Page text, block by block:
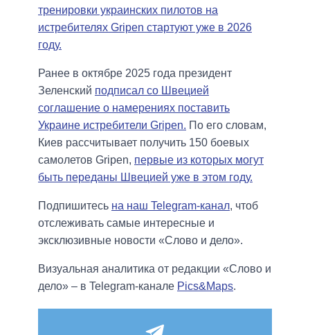
тренировки украинских пилотов на
истребителях Gripen стартуют уже в 2026
году.
Ранее в октябре 2025 года президент
Зеленский подписал со Швецией
соглашение о намерениях поставить
Украине истребители Gripen. По его словам,
Киев рассчитывает получить 150 боевых
самолетов Gripen, первые из которых могут
быть переданы Швецией уже в этом году.
Подпишитесь на наш Telegram-канал, чтоб
отслеживать самые интересные и
эксклюзивные новости «Слово и дело».
Визуальная аналитика от редакции «Слово и
дело» – в Telegram-канале Pics&Maps.